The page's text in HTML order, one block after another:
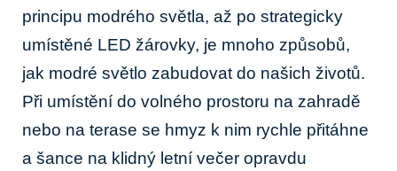
principu modrého světla, až po strategicky
umístěné LED žárovky, je mnoho způsobů,
jak modré světlo zabudovat do našich životů.
Při umístění do volného prostoru na zahradě
nebo na terase se hmyz k nim rychle přitáhne
a šance na klidný letní večer opravdu